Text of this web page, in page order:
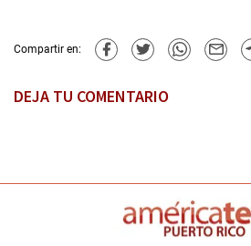
Compartir en:
DEJA TU COMENTARIO